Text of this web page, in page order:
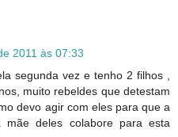
2011 às 07:33
segunda vez e tenho 2 filhos ,
muito rebeldes que detestam
devo agir com eles para que a
mãe deles colabore para esta